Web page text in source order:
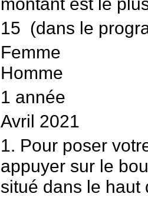
15 (dans le
Femme
Homme
1 année
Avril 2021
1. Pour poser
appuyer sur le
situé dans le haut